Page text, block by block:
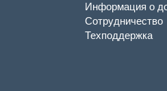
Информация о
Сотрудничество
Техподдержка